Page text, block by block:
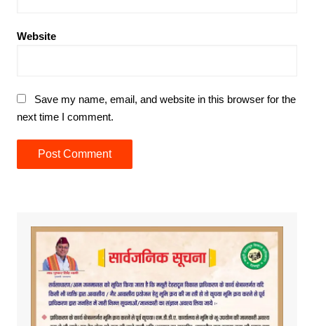
Website
Save my name, email, and website in this browser for the
next time I comment.